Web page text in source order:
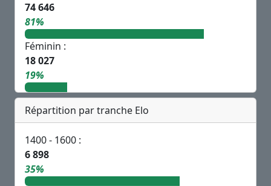
74 646
81%
Féminin :
18 027
19%
Répartition par tranche Elo
1400 - 1600 :
6 898
35%